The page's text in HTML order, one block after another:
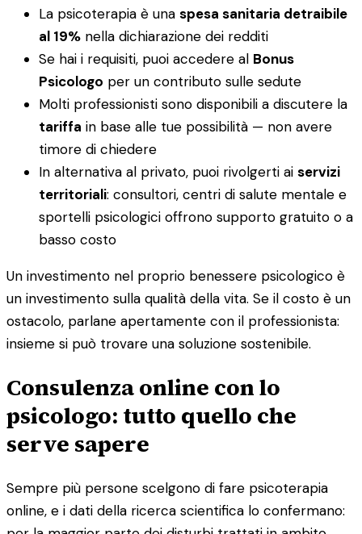
La psicoterapia è una spesa sanitaria detraibile
al 19% nella dichiarazione dei redditi
Se hai i requisiti, puoi accedere al Bonus
Psicologo per un contributo sulle sedute
Molti professionisti sono disponibili a discutere la
tariffa in base alle tue possibilità — non avere
timore di chiedere
In alternativa al privato, puoi rivolgerti ai servizi
territoriali: consultori, centri di salute mentale e
sportelli psicologici offrono supporto gratuito o a
basso costo
Un investimento nel proprio benessere psicologico è
un investimento sulla qualità della vita. Se il costo è un
ostacolo, parlane apertamente con il professionista:
insieme si può trovare una soluzione sostenibile.
Consulenza online con lo
psicologo: tutto quello che
serve sapere
Sempre più persone scelgono di fare psicoterapia
online, e i dati della ricerca scientifica lo confermano: